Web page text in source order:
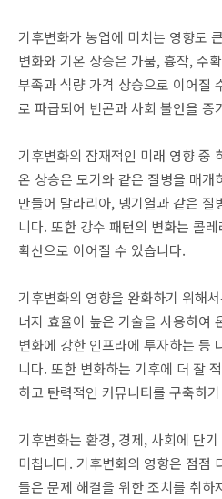
기후변화가 농업에 미치는 영향도
변화와 기온 상승은 가뭄, 흉작, 수
부족과 식량 가격 상승으로 이어질
로 파급되어 빈곤과 사회 불안을 증
기후변화의 잠재적인 미래 영향 중
온 상승은 모기와 같은 질병을 매개
만들어 말라리아, 뎅기열과 같은 질
니다. 또한 강수 패턴의 변화는 콜
확산으로 이어질 수 있습니다.
기후변화의 영향을 완화하기 위해
너지 효율이 높은 기술을 사용하여
변화에 강한 인프라에 투자하는 등
니다. 또한 변화하는 기후에 더 잘
하고 탄력적인 커뮤니티를 구축하
기후변화는 환경, 경제, 사회에 단
미칩니다. 기후변화의 영향은 점점
들은 문제 해결을 위한 조치를 취하